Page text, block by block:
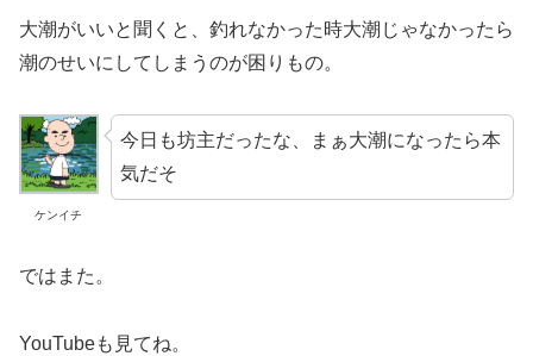
大潮がいいと聞くと、釣れなかった時大潮じゃなかったら
潮のせいにしてしまうのが困りもの。
ケンイチ
今日も坊主だったな、まぁ大潮になったら本
気だそ
ではまた。
YouTubeも見てね。